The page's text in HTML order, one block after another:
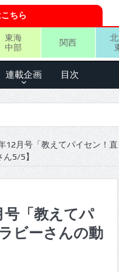
ちら
東海
中部
関西
連載企画 目次
12月号「教えてパイセン！直
5/5】
号「教えてパ
ビーさんの動